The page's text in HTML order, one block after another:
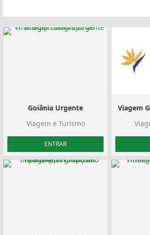
Goiânia Urgente
Viagem e Turismo
ENTRAR